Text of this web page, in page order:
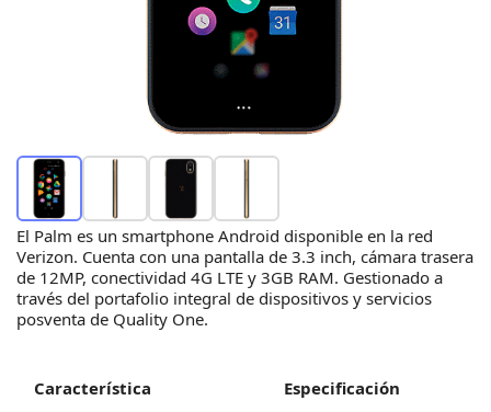
El Palm es un smartphone Android disponible en la red
Verizon. Cuenta con una pantalla de 3.3 inch, cámara trasera
de 12MP, conectividad 4G LTE y 3GB RAM. Gestionado a
través del portafolio integral de dispositivos y servicios
posventa de Quality One.
Característica Especificación